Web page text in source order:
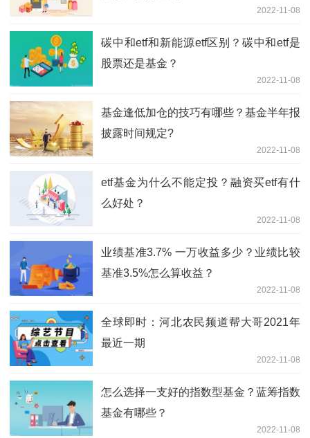
2022-11-08
碳中和etf和新能源etf区别？碳中和etf是
股票还是基金？
2022-11-08
基金逢低加仓的技巧有哪些？基金半年报
披露时间规定?
2022-11-08
etf基金为什么不能定投？融资买etf有什
么好处？
2022-11-08
业绩基准3.7% 一万收益多少？业绩比较
基准3.5%怎么算收益？
2022-11-08
全球即时：河北农民频道帮大哥2021年
最近一期
2022-11-08
怎么选择一支好的指数型基金？蓝筹指数
基金有哪些？
2022-11-08